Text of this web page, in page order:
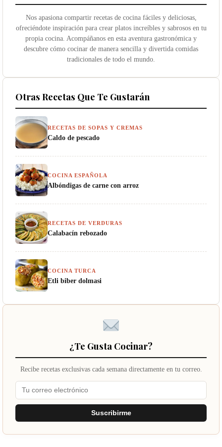
Nos apasiona compartir recetas de cocina fáciles y deliciosas,
ofreciéndote inspiración para crear platos increíbles y sabrosos en tu
propia cocina. Acompáñanos en esta aventura gastronómica y
descubre cómo cocinar de manera sencilla y divertida comidas
tradicionales de todo el mundo.
Otras Recetas Que Te Gustarán
RECETAS DE SOPAS Y CREMAS
Caldo de pescado
COCINA ESPAÑOLA
Albóndigas de carne con arroz
RECETAS DE VERDURAS
Calabacín rebozado
COCINA TURCA
Etli biber dolmasi
¿Te Gusta Cocinar?
Recibe recetas exclusivas cada semana directamente en tu correo.
Suscribirme